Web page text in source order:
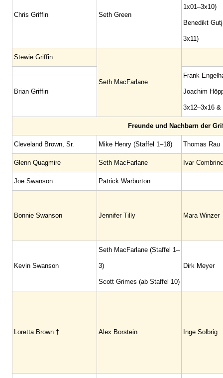
Chris Griffin Seth Green
1x01–3x10)
Benedikt
3x11)
Stewie Griffin
Seth MacFarlane
Brian Griffin
Frank
Joachim
3x12–3x16 &
Freunde und Nachbarn der
Cleveland Brown, Sr. Mike Henry (Staffel 1–18) Thomas Rau
Glenn Quagmire Seth MacFarlane Ivar
Joe Swanson Patrick Warburton
Bonnie Swanson Jennifer Tilly Mara Winzer
Kevin Swanson
Seth MacFarlane (Staffel 1–
3)
Scott Grimes (ab Staffel 10)
Dirk Meyer
Loretta Brown † Alex Borstein Inge Solbrig